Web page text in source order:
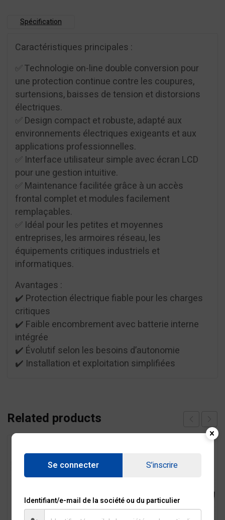
Spécification
Caractéristiques principales :
✅ Technologie on-line double conversion pour
une protection continue contre les coupures,
surtensions, baisses de tension et distorsions
électriques.
✅ Design compact et robuste, adapté aux
environnements électriques exigeants et aux
applications professionnelles.
✅ Interface utilisateur simple avec écran LCD
pour une gestion intuitive.
✅ Maintenance facilitée grâce à un accès
frontal complet et modules facilement
remplaçables.
✅ Idéal pour les petites et moyennes
entreprises, les armoires réseau, les
équipements critiques industriels et
informatiques.
Avantages :
✔️ Protection électrique fiable pour les charges
critiques
✔️ Faible encombrement avec batterie interne
intégrée
✔️ Évolutif selon les besoins d’autonomie
✔️ Installation et exploitation simplifiées
Related products
Se connecter S’inscrire
Identifiant/e-mail de la société ou du particulier